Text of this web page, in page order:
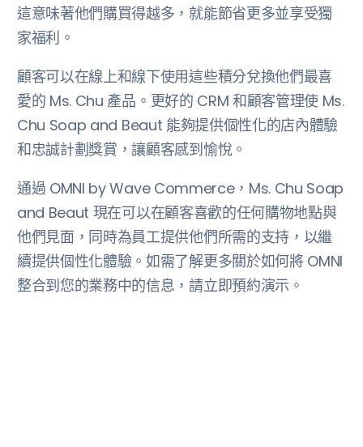
這意味著他們購買得越多，就能節省更多並享受獨
家福利。
顧客可以在線上和線下使用這些積分兌換他們最喜
愛的 Ms. Chu 產品。更好的 CRM 和顧客管理使 Ms.
Chu Soap and Beaut 能夠提供個性化的店內體驗
和忠誠計劃獎賞，讓顧客感到愉悅。
通過 OMNI by Wave Commerce，Ms. Chu Soap
and Beaut 現在可以在顧客喜歡的任何購物地點與
他們見面，同時為員工提供他們所需的支持，以繼
續提供個性化體驗。如需了解更多關於如何將 OMNI
整合到您的業務中的信息，請立即預約演示。